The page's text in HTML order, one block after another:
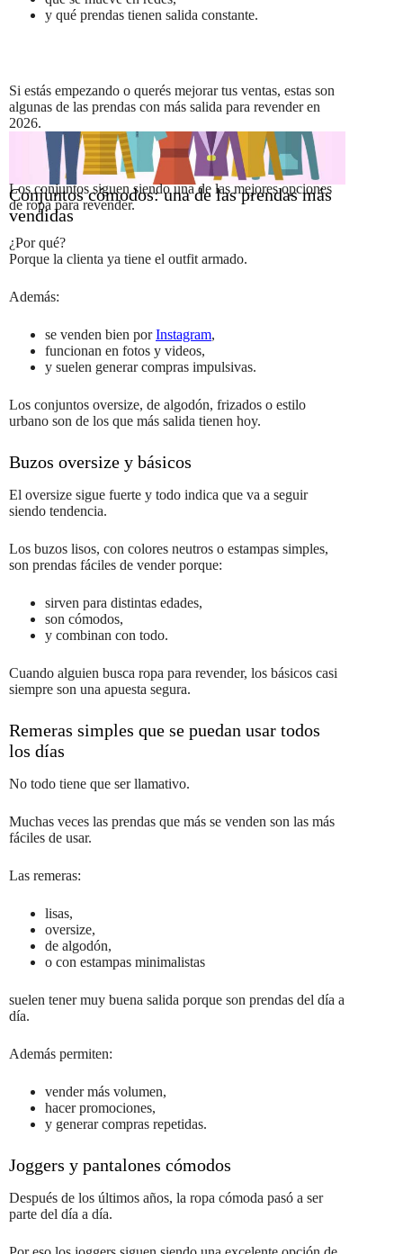
y qué prendas tienen salida constante.
Si estás empezando o querés mejorar tus ventas, estas son
algunas de las prendas con más salida para revender en
2026.
Conjuntos cómodos: una de las prendas más
vendidas
Los conjuntos siguen siendo una de las mejores opciones
de ropa para revender.
¿Por qué?
Porque la clienta ya tiene el outfit armado.
Además:
se venden bien porInstagram,
funcionan en fotos y videos,
y suelen generar compras impulsivas.
Los conjuntos oversize, de algodón, frizados o estilo
urbano son de los que más salida tienen hoy.
Buzos oversize y básicos
El oversize sigue fuerte y todo indica que va a seguir
siendo tendencia.
Los buzos lisos, con colores neutros o estampas simples,
son prendas fáciles de vender porque:
sirven para distintas edades,
son cómodos,
y combinan con todo.
Cuando alguien busca ropa para revender, los básicos casi
siempre son una apuesta segura.
Remeras simples que se puedan usar todos
los días
No todo tiene que ser llamativo.
Muchas veces las prendas que más se venden son las más
fáciles de usar.
Las remeras:
lisas,
oversize,
de algodón,
o con estampas minimalistas
suelen tener muy buena salida porque son prendas del día a
día.
Además permiten:
vender más volumen,
hacer promociones,
y generar compras repetidas.
Joggers y pantalones cómodos
Después de los últimos años, la ropa cómoda pasó a ser
parte del día a día.